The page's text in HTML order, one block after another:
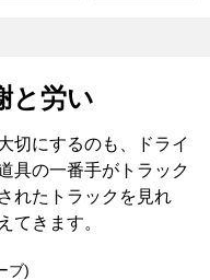
と労い
切にするのも、ドライ
具の一番手がトラック
れたトラックを見れ
てきます。
ブ)